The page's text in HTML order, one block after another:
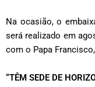
Na ocasião, o
será realizado em
com o Papa
“TÊM SEDE DE